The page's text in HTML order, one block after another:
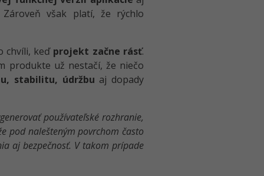
však platí, že rýchlo
chvíli, keď projekt začne rásť.
produkte už nestačí, že niečo
stabilitu, údržbu aj dopady
používateľské rozhranie,
pod nalešteným povrchom často
aj bezpečnosť. V takom prípade